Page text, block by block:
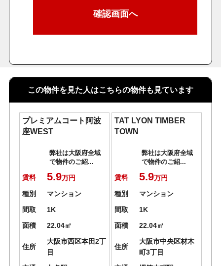
この物件を見た人はこちらの物件も見ています
プレミアムコート阿波
座WEST
弊社は大阪府全域
で物件のご紹...
賃料 5.9万円
種別
マンション
間取
1K
面積
22.04㎡
住所
大阪市西区本田2丁
目
TAT LYON TIMBER
TOWN
弊社は大阪府全域
で物件のご紹...
賃料 5.9万円
種別
マンション
間取
1K
面積
22.04㎡
住所
大阪市中央区材木
町3丁目